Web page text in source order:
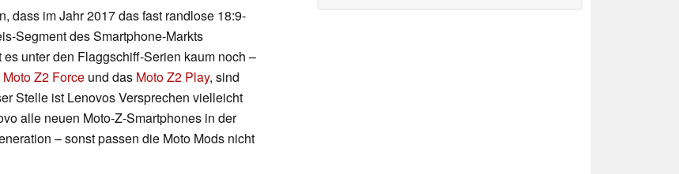
dass im Jahr 2017 das fast randlose 18:9-
Segment des Smartphone-Markts
unter den Flaggschiff-Serien kaum noch –
Moto Z2 Force und das Moto Z2 Play, sind
Stelle ist Lenovos Versprechen vielleicht
alle neuen Moto-Z-Smartphones in der
– sonst passen die Moto Mods nicht